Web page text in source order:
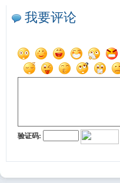
我要评论
验证码: